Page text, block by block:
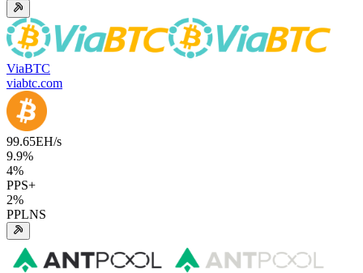
ViaBTC
viabtc.com
99.65EH/s
9.9%
4%
PPS+
2%
PPLNS